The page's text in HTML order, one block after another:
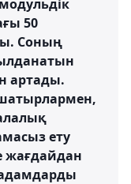
50
Соның
артады.
ету
жағдайдан
адамдарды